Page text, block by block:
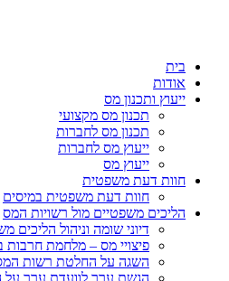
בית
אודות
ייעוץ ותכנון מס
תכנון מס מקצועי
תכנון מס לחברות
ייעוץ מס לחברות
ייעוץ מס
חוות דעת משפטית
חוות דעת משפטית במיסים
הליכים משפטיים מול רשויות המס
דיוני שומה וניהול הליכים
פיצויי מס – מלחמת חרבות
השגה על החלטת רשות
הגשת ערר לוועדת ערר